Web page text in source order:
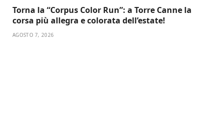
Torna la “Corpus Color Run”: a Torre Canne la
corsa più allegra e colorata dell’estate!
AGOSTO 7, 2026